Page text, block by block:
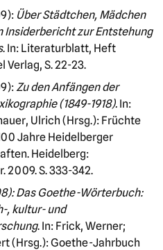
Über Städtchen, Mädchen
Insiderbericht zur Entstehung
. In: Literaturblatt, Heft
Verlag, S. 22-23.
Zu den Anfängen der
(1849-1918). In:
Ulrich (Hrsg.): Früchte
Jahre Heidelberger
Heidelberg:
2009. S. 333-342.
Das Goethe-Wörterbuch:
, kultur- und
. In: Frick, Werner;
(Hrsg.): Goethe-Jahrbuch